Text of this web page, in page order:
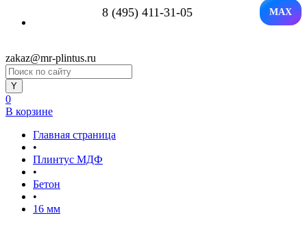
8 (495) 411-31-05 MAX
zakaz@mr-plintus.ru
0
В корзине
Главная страница
•
Плинтус МДФ
•
Бетон
•
16 мм